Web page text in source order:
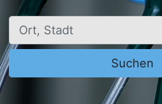
Ort, Stadt
Suchen